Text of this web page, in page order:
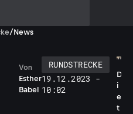
/News
Esther
Babel
Von
RUNDSTRECKE
19.12.2023 -
10:02
D
i
e
t